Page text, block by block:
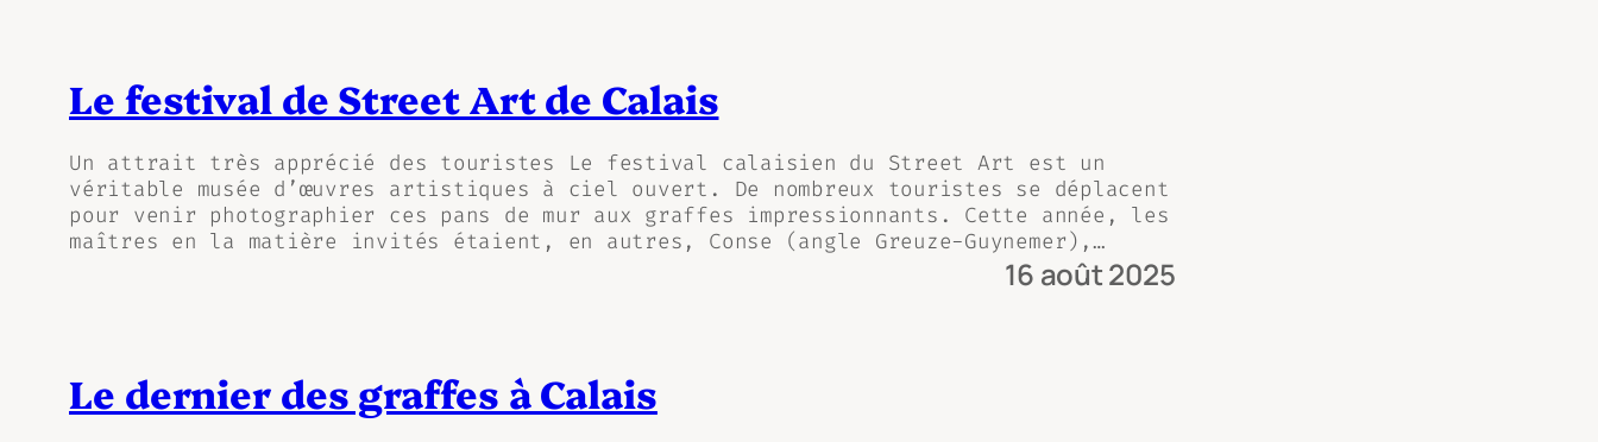
Le festival de Street Art de Calais
Un attrait très apprécié des touristes Le festival calaisien du Street Art est un
véritable musée d’œuvres artistiques à ciel ouvert. De nombreux touristes se déplacent
pour venir photographier ces pans de mur aux graffes impressionnants. Cette année, les
maîtres en la matière invités étaient, en autres, Conse (angle Greuze-Guynemer),…
16 août 2025
Le dernier des graffes à Calais